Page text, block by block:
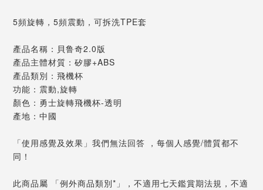
5頻旋轉，5頻震動，可拆洗TPE套
產品名稱：貝鲁奇2.0版
產品主體材質：矽膠+ABS
產品類別：飛機杯
功能：震動,旋轉
顏色：勇士旋轉飛機杯-透明
產地：中國
「使用感覺及效果」我們無法回答 ，每個人感覺/體質都不
同！
此商品屬 「例外商品類別*」，不適用七天鑑賞期法規，不適